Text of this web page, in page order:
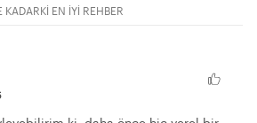
EN İYİ REHBER